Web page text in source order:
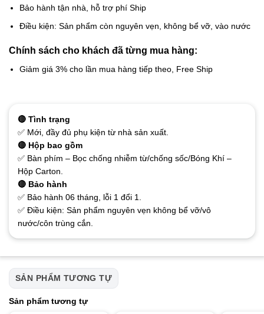
Bảo hành tận nhà, hỗ trợ phí Ship
Điều kiện: Sản phẩm còn nguyên vẹn, không bể vỡ, vào nước
Chính sách cho khách đã từng mua hàng:
Giảm giá 3% cho lần mua hàng tiếp theo, Free Ship
🔴 Tình trạng
✅ Mới, đầy đủ phụ kiện từ nhà sản xuất.
🔴 Hộp bao gồm
✅ Bàn phím – Bọc chống nhiễm từ/chống sốc/Bóng Khí –
Hộp Carton.
🔴 Bảo hành
✅ Bảo hành 06 tháng, lỗi 1 đổi 1.
✅ Điều kiện: Sản phẩm nguyên vẹn không bể vỡ/vô
nước/côn trùng cắn.
SẢN PHẨM TƯƠNG TỰ
Sản phẩm tương tự